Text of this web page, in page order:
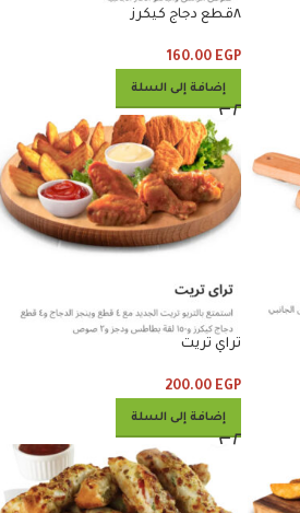
٨قطع دجاج كيكرز
160.00 EGP
إضافة إلى السلة
تراي تريت
200.00 EGP
إضافة إلى السلة